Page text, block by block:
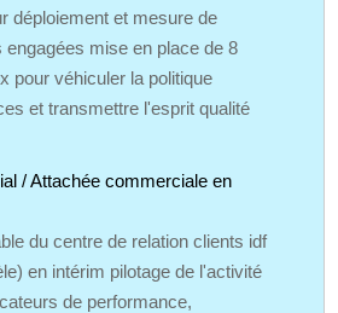
déploiement et mesure de
mise en place de 8
pour véhiculer la politique
et transmettre l'esprit qualité
/ Attachée commerciale en
du centre de relation clients idf
en intérim pilotage de l'activité
de performance,